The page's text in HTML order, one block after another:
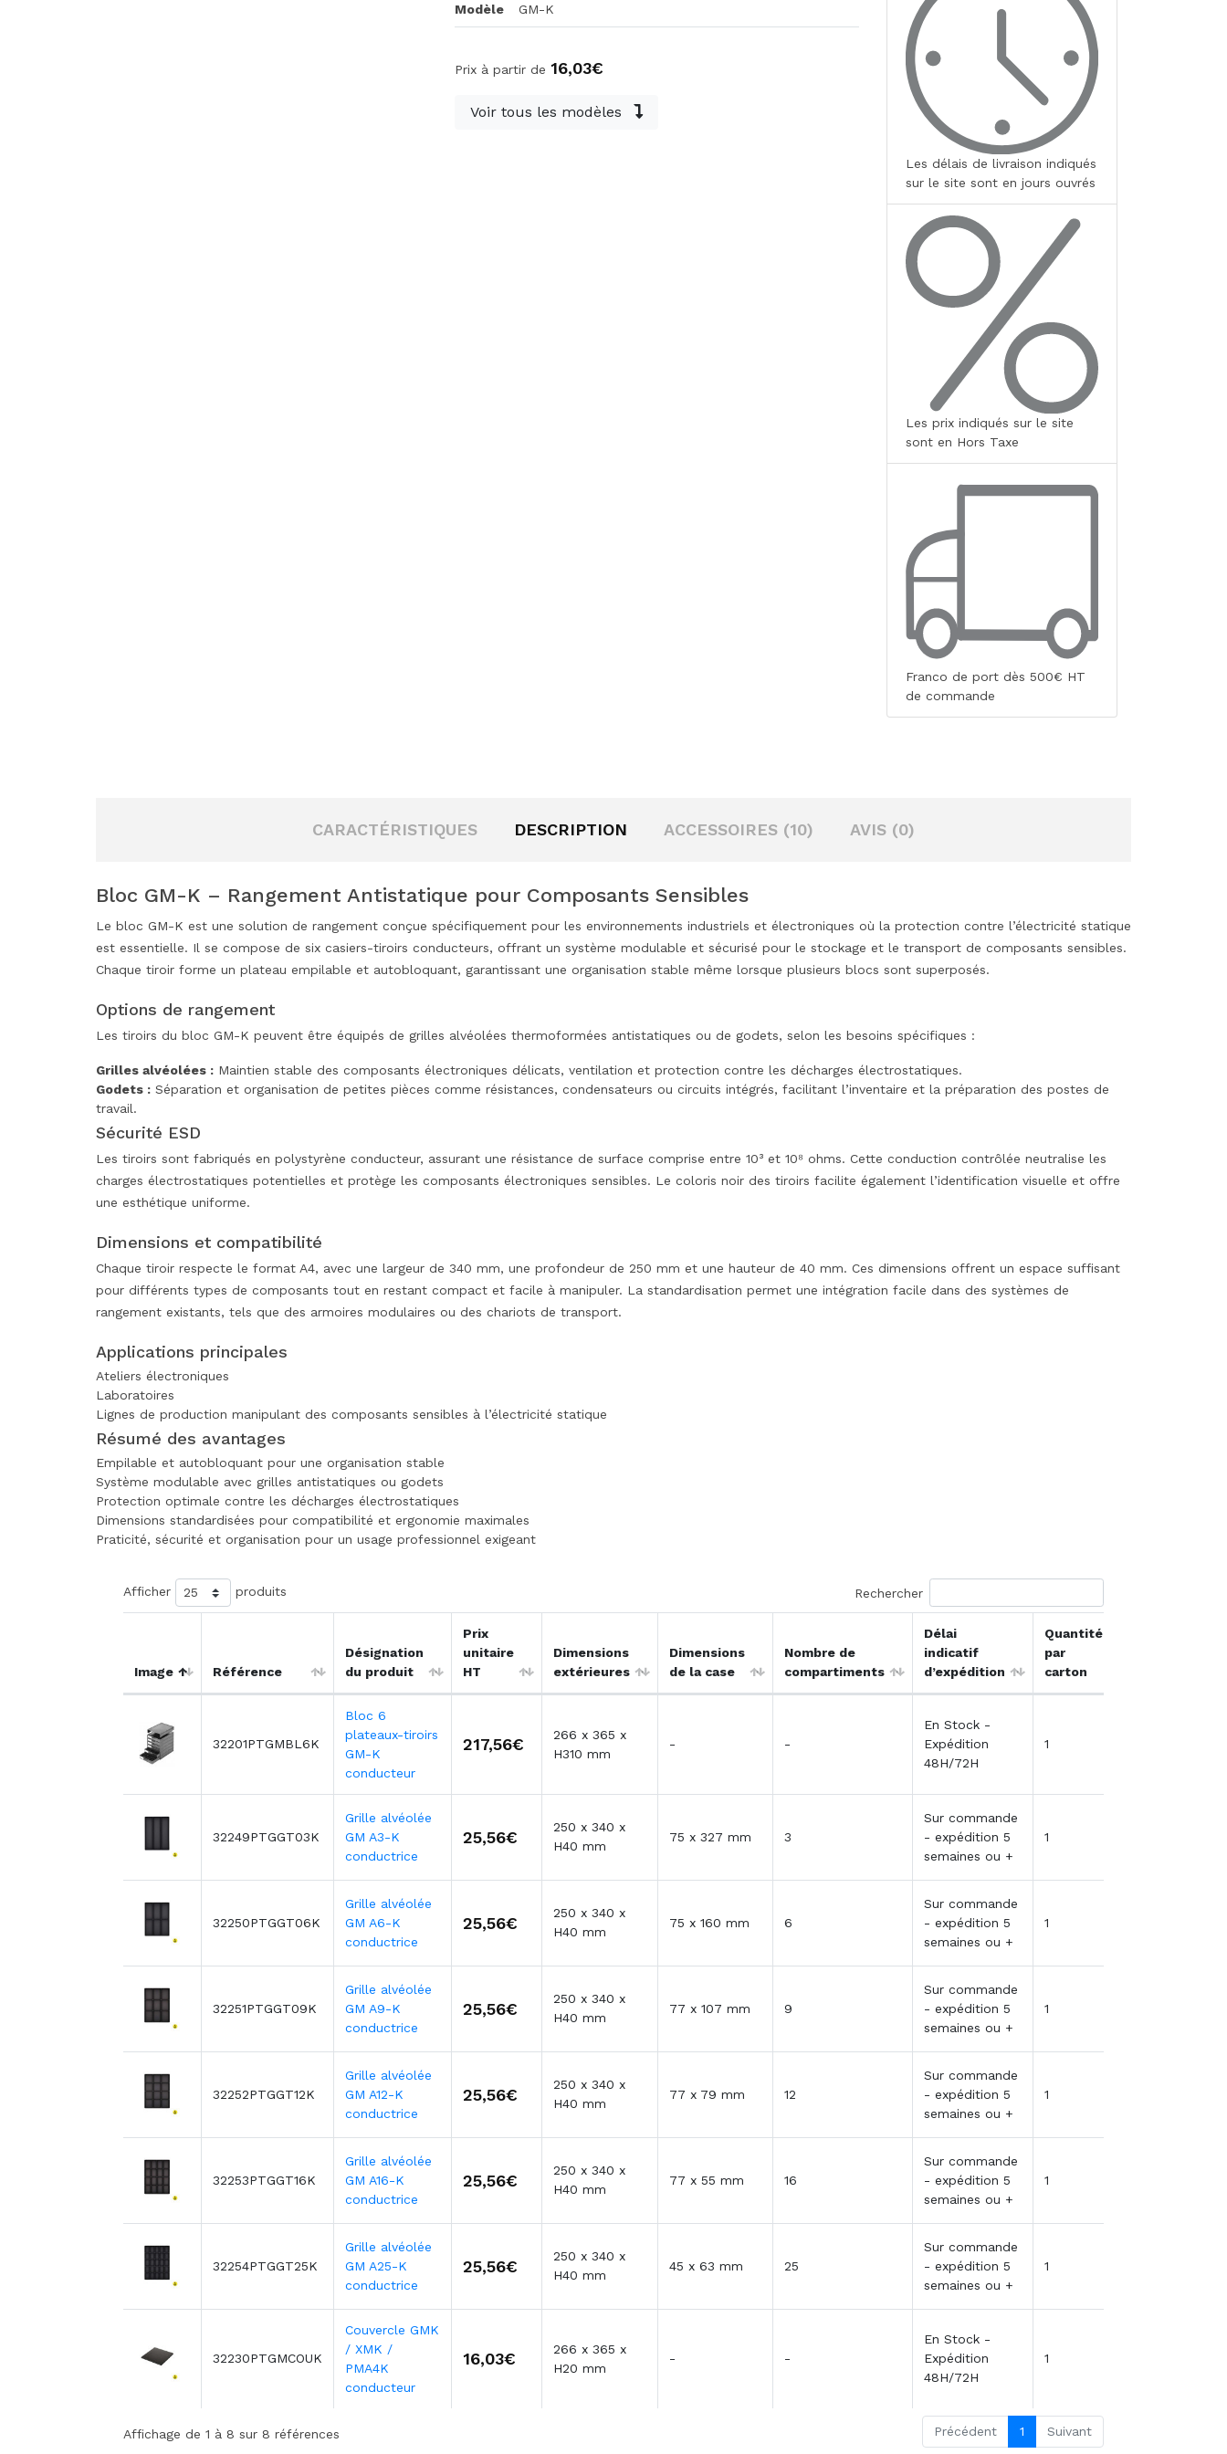
Modèle GM-K
Prix à partir de 16,03€
Voir tous les modèles
Les délais de livraison indiqués
sur le site sont en jours ouvrés
Les prix indiqués sur le site
sont en Hors Taxe
Franco de port dès 500€ HT
de commande
CARACTÉRISTIQUES DESCRIPTION ACCESSOIRES (10) AVIS (0)
Bloc GM-K – Rangement Antistatique pour Composants Sensibles
Le bloc GM-K est une solution de rangement conçue spécifiquement pour les environnements industriels et électroniques où la protection contre l’électricité statique
est essentielle. Il se compose de six casiers-tiroirs conducteurs, offrant un système modulable et sécurisé pour le stockage et le transport de composants sensibles.
Chaque tiroir forme un plateau empilable et autobloquant, garantissant une organisation stable même lorsque plusieurs blocs sont superposés.
Options de rangement
Les tiroirs du bloc GM-K peuvent être équipés de grilles alvéolées thermoformées antistatiques ou de godets, selon les besoins spécifiques :
Grilles alvéolées : Maintien stable des composants électroniques délicats, ventilation et protection contre les décharges électrostatiques.
Godets : Séparation et organisation de petites pièces comme résistances, condensateurs ou circuits intégrés, facilitant l’inventaire et la préparation des postes de
travail.
Sécurité ESD
Les tiroirs sont fabriqués en polystyrène conducteur, assurant une résistance de surface comprise entre 10³ et 10⁸ ohms. Cette conduction contrôlée neutralise les
charges électrostatiques potentielles et protège les composants électroniques sensibles. Le coloris noir des tiroirs facilite également l’identification visuelle et offre
une esthétique uniforme.
Dimensions et compatibilité
Chaque tiroir respecte le format A4, avec une largeur de 340 mm, une profondeur de 250 mm et une hauteur de 40 mm. Ces dimensions offrent un espace suffisant
pour différents types de composants tout en restant compact et facile à manipuler. La standardisation permet une intégration facile dans des systèmes de
rangement existants, tels que des armoires modulaires ou des chariots de transport.
Applications principales
Ateliers électroniques
Laboratoires
Lignes de production manipulant des composants sensibles à l’électricité statique
Résumé des avantages
Empilable et autobloquant pour une organisation stable
Système modulable avec grilles antistatiques ou godets
Protection optimale contre les décharges électrostatiques
Dimensions standardisées pour compatibilité et ergonomie maximales
Praticité, sécurité et organisation pour un usage professionnel exigeant
Afficher produits Rechercher
Image Référence
Désignation
du produit
Prix
unitaire
HT
Dimensions
extérieures
Dimensions
de la case
Nombre de
compartiments
Délai
indicatif
d’expédition
Quantité
par
carton
32201PTGMBL6K
Bloc 6
plateaux-tiroirs
GM-K
conducteur
217,56€
266 x 365 x
H310 mm
- -
En Stock -
Expédition
48H/72H
1
32249PTGGT03K
Grille alvéolée
GM A3-K
conductrice
25,56€
250 x 340 x
H40 mm
75 x 327 mm 3
Sur commande
- expédition 5
semaines ou +
1
32250PTGGT06K
Grille alvéolée
GM A6-K
conductrice
25,56€
250 x 340 x
H40 mm
75 x 160 mm 6
Sur commande
- expédition 5
semaines ou +
1
32251PTGGT09K
Grille alvéolée
GM A9-K
conductrice
25,56€
250 x 340 x
H40 mm
77 x 107 mm 9
Sur commande
- expédition 5
semaines ou +
1
32252PTGGT12K
Grille alvéolée
GM A12-K
conductrice
25,56€
250 x 340 x
H40 mm
77 x 79 mm 12
Sur commande
- expédition 5
semaines ou +
1
32253PTGGT16K
Grille alvéolée
GM A16-K
conductrice
25,56€
250 x 340 x
H40 mm
77 x 55 mm 16
Sur commande
- expédition 5
semaines ou +
1
32254PTGGT25K
Grille alvéolée
GM A25-K
conductrice
25,56€
250 x 340 x
H40 mm
45 x 63 mm 25
Sur commande
- expédition 5
semaines ou +
1
32230PTGMCOUK
Couvercle GMK
/ XMK /
PMA4K
conducteur
16,03€
266 x 365 x
H20 mm
- -
En Stock -
Expédition
48H/72H
1
Affichage de 1 à 8 sur 8 références Précédent 1 Suivant